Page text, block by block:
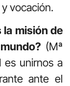
vocación.
la misión de
(Mª
es unirnos a
ante el